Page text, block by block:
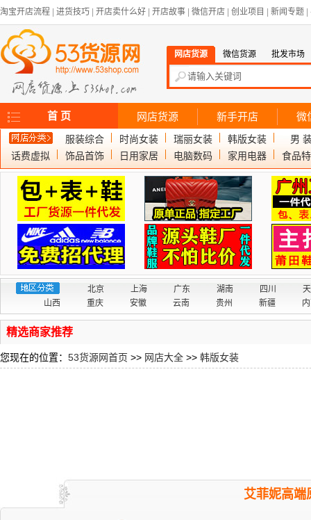
淘宝开店流程 进货技巧 开店卖什么好 开店故事 微信开店 创业项目 新闻专题
网店货源 微信货源 批发市场
首 页 网店货源 新手开店
微
服装综合
时尚女装 瑞丽女装 韩版女装
男
话费虚拟
饰品首饰 日用家居 电脑数码 家用电器 食品
北京 上海 广东 湖南 四川
山西
重庆 安徽 云南 贵州 新疆
精选商家推荐
您现在的位置： 53货源网首页 >> 网店大全 >> 韩版女装
艾菲妮高端